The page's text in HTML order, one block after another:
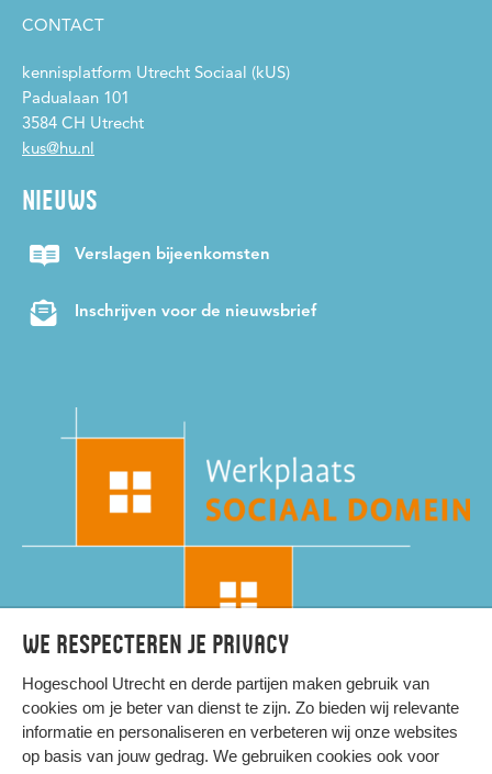
We respecteren je privacy
Hogeschool Utrecht en derde partijen maken gebruik van
cookies om je beter van dienst te zijn. Zo bieden wij relevante
informatie en personaliseren en verbeteren wij onze websites
op basis van jouw gedrag. We gebruiken cookies ook voor
CONTACT
kennisplatform Utrecht Sociaal (kUS)
Padualaan 101
3584 CH Utrecht
kus@hu.nl
NIEUWS
Verslagen bijeenkomsten
Inschrijven voor de nieuwsbrief